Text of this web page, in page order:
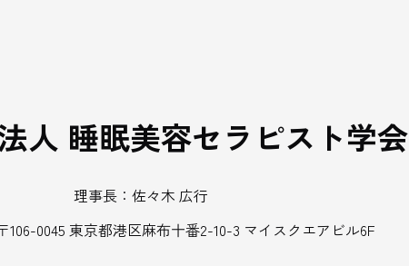
人 睡眠美容セラピスト学会
理事長：佐々木 広行
106-0045 東京都港区麻布十番2-10-3 マイスクエアビル6F